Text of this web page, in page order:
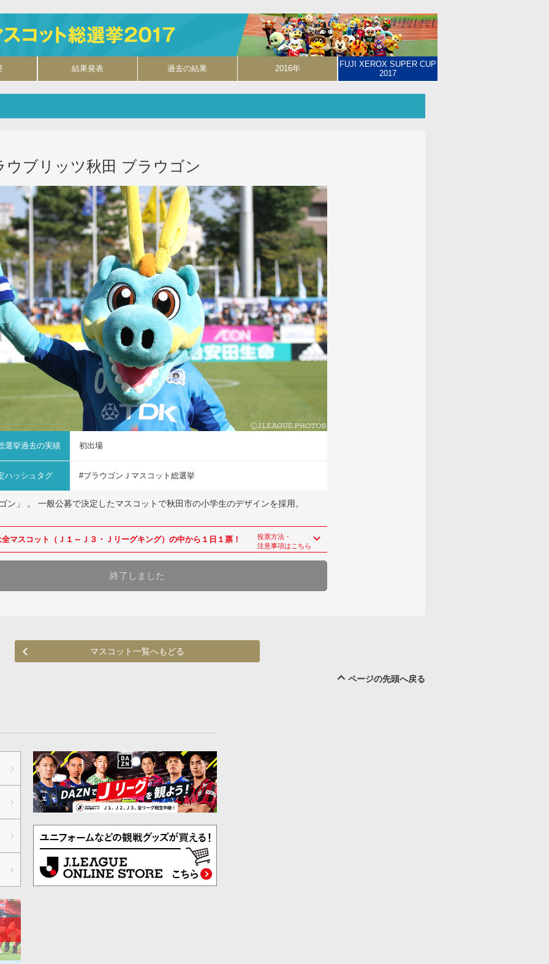
結果発表 過去の結果 2016年
FUJI XEROX SUPER CUP
2017
ブリッツ秋田
ウブリッツ秋田 ブラウゴン
選挙過去の実績 初出場
ハッシュタグ #ブラウゴンＪマスコット総選挙
ン」 。 一般公募で決定したマスコットで秋田市の小学生のデザインを採用。
マスコット（Ｊ１～Ｊ３・Ｊリーグキング）の中から１日１票！
投票方法・
注意事項はこちら
終了しました
マスコット一覧へもどる
ページの先頭へ戻る